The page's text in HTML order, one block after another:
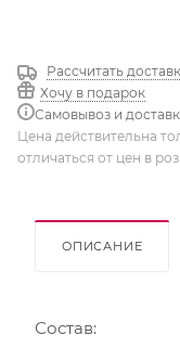
Рассчитать
Хочу в подарок
Самовывоз и
Цена действительна
отличаться от цен в
ОПИСАНИЕ
Состав: